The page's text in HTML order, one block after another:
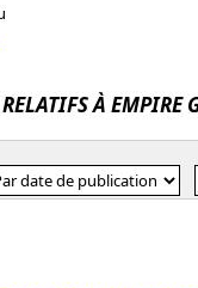
À EMPIRE